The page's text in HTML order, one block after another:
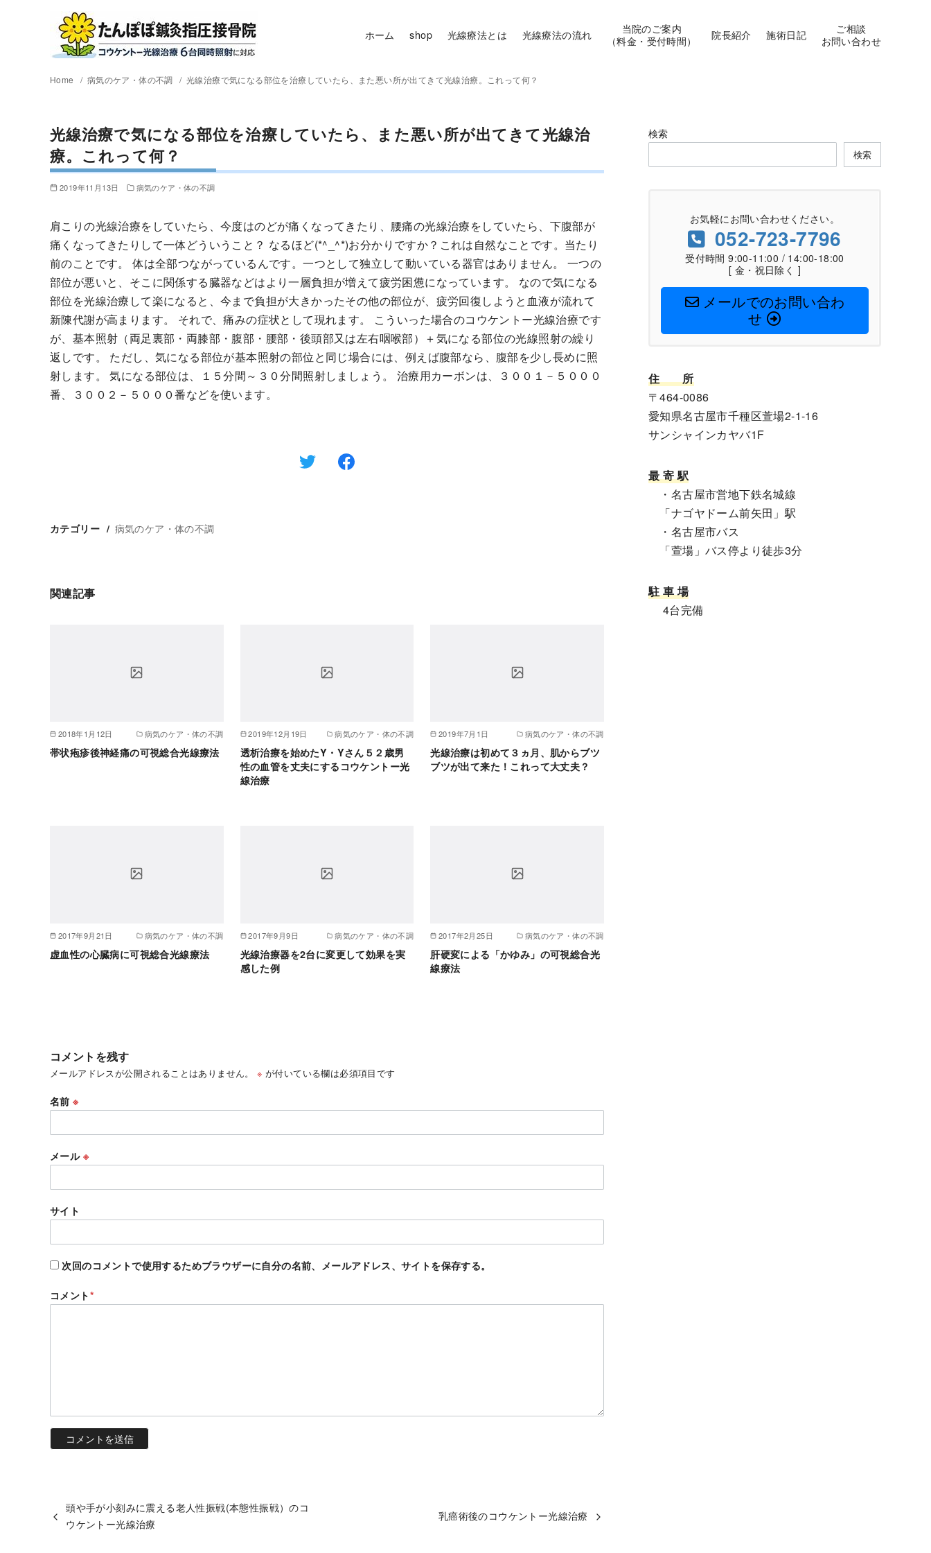
ホーム shop 光線療法とは 光線療法の流れ
当院のご案内
（料金・受付時間）
院長紹介 施術日記
ご相談
お問い合わせ
Home 病気のケア・体の不調 光線治療で気になる部位を治療していたら、また悪い所が出てきて光線治療。これって何？
光線治療で気になる部位を治療していたら、また悪い所が出てきて光線治
療。これって何？
2019年11月13日 病気のケア・体の不調
肩こりの光線治療をしていたら、今度はのどが痛くなってきたり、腰痛の光線治療をしていたら、下腹部が
痛くなってきたりして一体どういうこと？ なるほど(*^_^*)お分かりですか？これは自然なことです。当たり
前のことです。 体は全部つながっているんです。一つとして独立して動いている器官はありません。 一つの
部位が悪いと、そこに関係する臓器などはより一層負担が増えて疲労困憊になっています。 なので気になる
部位を光線治療して楽になると、今まで負担が大きかったその他の部位が、疲労回復しようと血液が流れて
新陳代謝が高まります。 それで、痛みの症状として現れます。 こういった場合のコウケントー光線治療です
が、基本照射（両足裏部・両膝部・腹部・腰部・後頭部又は左右咽喉部）＋気になる部位の光線照射の繰り
返しです。 ただし、気になる部位が基本照射の部位と同じ場合には、例えば腹部なら、腹部を少し長めに照
射します。 気になる部位は、１５分間～３０分間照射しましょう。 治療用カーボンは、３００１－５０００
番、３００２－５０００番などを使います。
カテゴリー 病気のケア・体の不調
関連記事
2018年1月12日 病気のケア・体の不調
帯状疱疹後神経痛の可視総合光線療法
2019年12月19日 病気のケア・体の不調
透析治療を始めたY・Yさん５２歳男
性の血管を丈夫にするコウケントー光
線治療
2019年7月1日 病気のケア・体の不調
光線治療は初めて３ヵ月、肌からブツ
ブツが出て来た！これって大丈夫？
2017年9月21日 病気のケア・体の不調
虚血性の心臓病に可視総合光線療法
2017年9月9日 病気のケア・体の不調
光線治療器を2台に変更して効果を実
感した例
2017年2月25日 病気のケア・体の不調
肝硬変による「かゆみ」の可視総合光
線療法
コメントを残す
メールアドレスが公開されることはありません。 ※ が付いている欄は必須項目です
名前※
メール ※
サイト
次回のコメントで使用するためブラウザーに自分の名前、メールアドレス、サイトを保存する。
コメント*
頭や手が小刻みに震える老人性振戦(本態性振戦）のコ
ウケントー光線治療
乳癌術後のコウケントー光線治療
検索
検索
お気軽にお問い合わせください。
052-723-7796
受付時間 9:00-11:00 / 14:00-18:00
[ 金・祝日除く ]
メールでのお問い合わ
せ
住
所
〒464-0086
愛知県名古屋市千種区萱場2-1-16
サンシャインカヤバ1F
最 寄 駅
・名古屋市営地下鉄名城線
「ナゴヤドーム前矢田」駅
・名古屋市バス
「萱場」バス停より徒歩3分
駐 車 場
4台完備